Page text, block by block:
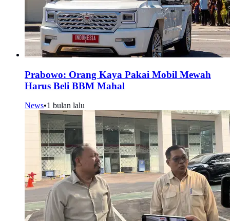
Prabowo: Orang Kaya Pakai Mobil Mewah
Harus Beli BBM Mahal
News•1 bulan lalu